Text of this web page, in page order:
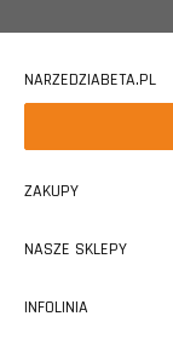
NARZEDZIABETA.PL
ZAKUPY
NASZE SKLEPY
INFOLINIA